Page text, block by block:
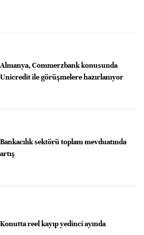
Almanya, Commerzbank konusunda
Unicredit ile görüşmelere hazırlanıyor
Bankacılık sektörü toplam mevduatında
artış
Konutta reel kayıp yedinci ayında